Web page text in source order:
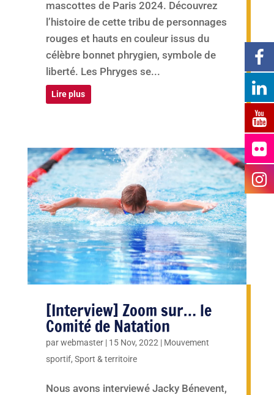
mascottes de Paris 2024. Découvrez
l’histoire de cette tribu de personnages
rouges et hauts en couleur issus du
célèbre bonnet phrygien, symbole de
liberté. Les Phryges se...
Lire plus
[Interview] Zoom sur… le
Comité de Natation
parwebmaster| 15 Nov, 2022 | Mouvement
sportif, Sport & territoire
Nous avons interviewé Jacky Bénevent,